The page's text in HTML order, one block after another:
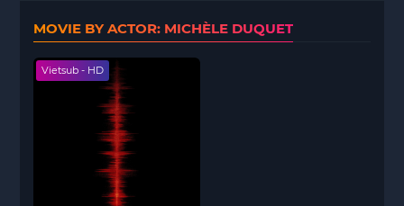
MOVIE BY ACTOR: MICHÈLE DUQUET
Vietsub - HD